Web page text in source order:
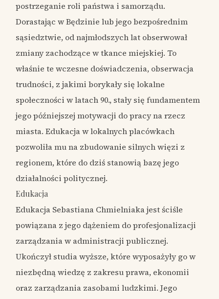
postrzeganie roli państwa i samorządu.
Dorastając w Będzinie lub jego bezpośrednim
sąsiedztwie, od najmłodszych lat obserwował
zmiany zachodzące w tkance miejskiej. To
właśnie te wczesne doświadczenia, obserwacja
trudności, z jakimi borykały się lokalne
społeczności w latach 90., stały się fundamentem
jego późniejszej motywacji do pracy na rzecz
miasta. Edukacja w lokalnych placówkach
pozwoliła mu na zbudowanie silnych więzi z
regionem, które do dziś stanowią bazę jego
działalności politycznej.
Edukacja
Edukacja Sebastiana Chmielniaka jest ściśle
powiązana z jego dążeniem do profesjonalizacji
zarządzania w administracji publicznej.
Ukończył studia wyższe, które wyposażyły go w
niezbędną wiedzę z zakresu prawa, ekonomii
oraz zarządzania zasobami ludzkimi. Jego